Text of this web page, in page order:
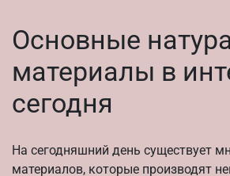
Основные
материалы в
сегодня
На сегодняшний день существует
материалов, которые производят